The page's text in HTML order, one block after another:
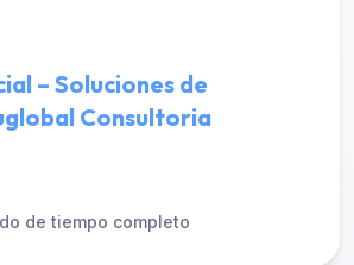
– Soluciones de
Consultoria
de tiempo completo